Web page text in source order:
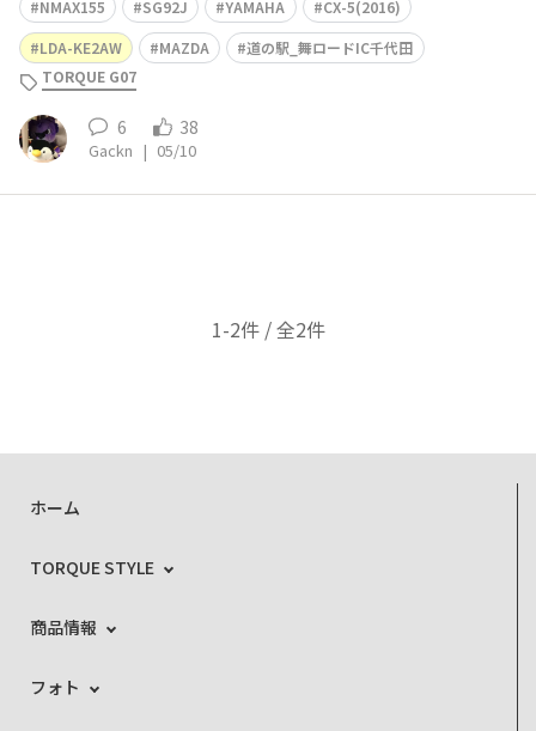
NMAX155 SG92J YAMAHA
CX-5(2016)
LDA-KE2AW
MAZDA
道の駅_舞ロードIC千代田
TORQUE G07
6 38
Gackn | 05/10
1-2件 / 全2件
ホーム
TORQUE STYLE
商品情報
フォト